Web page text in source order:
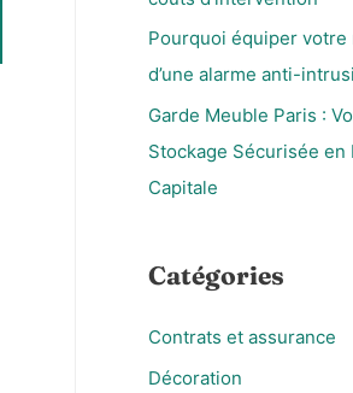
Pourquoi équiper votre
d’une alarme anti-
Garde Meuble Paris :
Stockage Sécurisée
Capitale
Catégories
Contrats et assurance
Décoration